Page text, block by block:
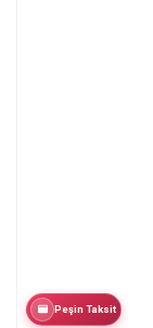
Peşin Taksit